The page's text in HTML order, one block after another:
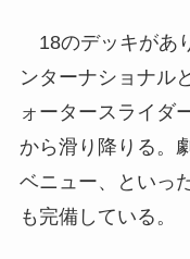
18のデッキがあ
ンターナショナル
ォータースライダ
から滑り降りる。
ベニュー、といっ
も完備している。